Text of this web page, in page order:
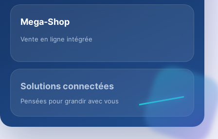
Mega-Shop
Vente en ligne intégrée
Solutions connectées
Pensées pour grandir avec vous